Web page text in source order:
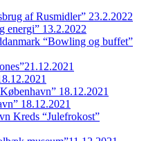
af Rusmidler” 23.2.2022
energi” 13.2.2022
“Bowling og buffet”
18.12.2021
18.12.2021
Kreds “Julefrokost”